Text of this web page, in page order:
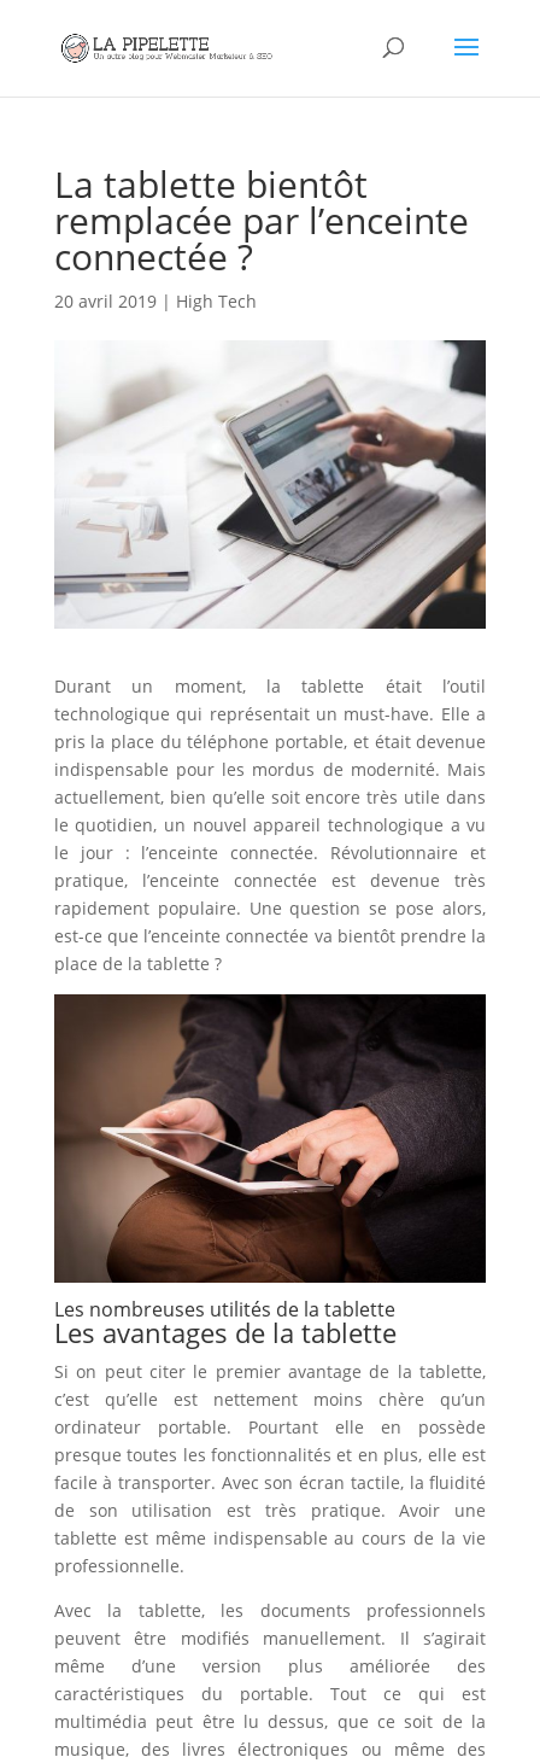
La tablette bientôt
remplacée par l’enceinte
connectée ?
20 avril 2019| High Tech
Durant un moment, la tablette était l’outil
technologique qui représentait un must-have. Elle a
pris la place du téléphone portable, et était devenue
indispensable pour les mordus de modernité. Mais
actuellement, bien qu’elle soit encore très utile dans
le quotidien, un nouvel appareil technologique a vu
le jour : l’enceinte connectée. Révolutionnaire et
pratique, l’enceinte connectée est devenue très
rapidement populaire. Une question se pose alors,
est-ce que l’enceinte connectée va bientôt prendre la
place de la tablette ?
Les nombreuses utilités de la tablette
Les avantages de la tablette
Si on peut citer le premier avantage de la tablette,
c’est qu’elle est nettement moins chère qu’un
ordinateur portable. Pourtant elle en possède
presque toutes les fonctionnalités et en plus, elle est
facile à transporter. Avec son écran tactile, la fluidité
de son utilisation est très pratique. Avoir une
tablette est même indispensable au cours de la vie
professionnelle.
Avec la tablette, les documents professionnels
peuvent être modifiés manuellement. Il s’agirait
même d’une version plus améliorée des
caractéristiques du portable. Tout ce qui est
multimédia peut être lu dessus, que ce soit de la
musique, des livres électroniques ou même des